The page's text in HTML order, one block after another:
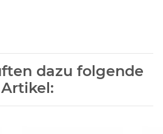
dazu folgende
Artikel: